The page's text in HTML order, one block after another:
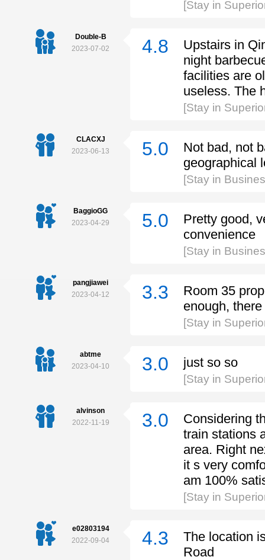
[Stay in
Double-B
2023-07-02
4.8
Upstairs in
night
facilities are
useless. The
[Stay in
CLACXJ
2023-06-13
5.0
Not bad, not
geographical
[Stay in
BaggioGG
2023-04-29
5.0
Pretty good,
convenience
[Stay in
pangjiawei
2023-04-12
3.3
Room 35
enough,
[Stay in
abtme
2023-04-10
3.0 just so so
[Stay in
alvinson
2022-11-19
3.0
Considering
train stations
area. Right
it s very
am 100%
[Stay in
e02803194
2022-09-04
4.3
The location
Road